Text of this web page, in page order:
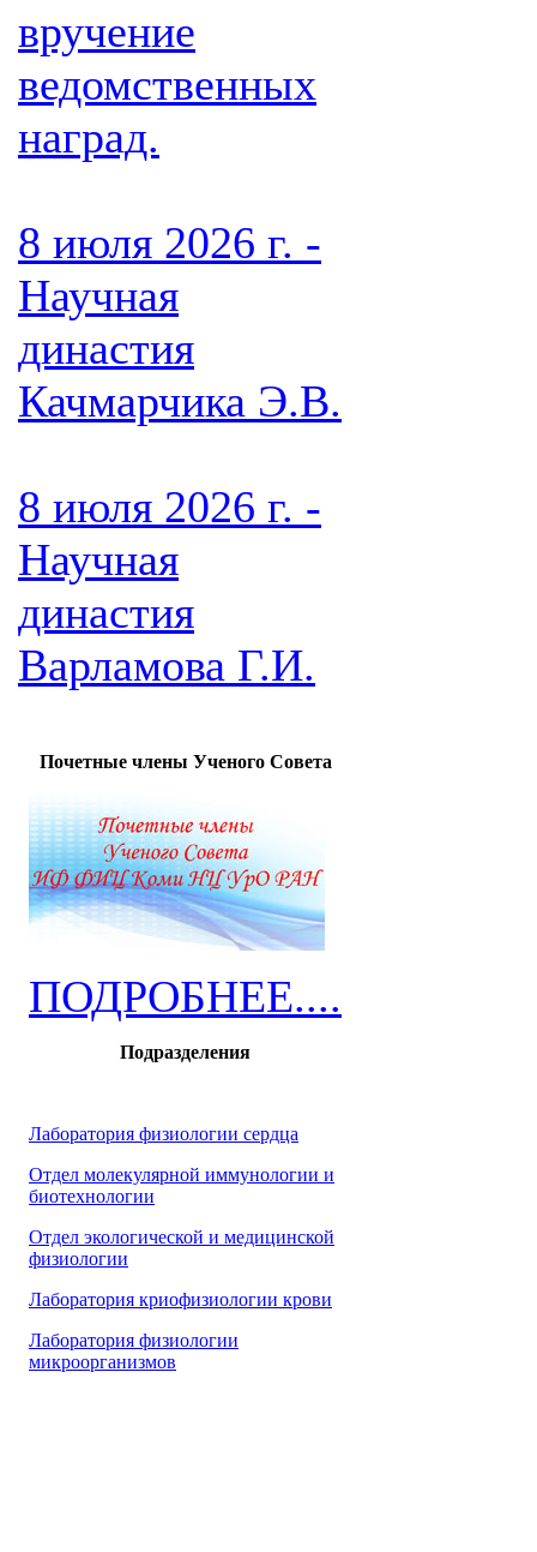
вручение
ведомственных
наград.
8 июля 2026 г. -
Научная
династия
Качмарчика Э.В.
8 июля 2026 г. -
Научная
династия
Варламова Г.И.
Почетные члены Ученого Совета
ПОДРОБНЕЕ....
Подразделения
Лаборатория физиологии сердца
Отдел молекулярной иммунологии и
биотехнологии
Отдел экологической и медицинской
физиологии
Лаборатория криофизиологии крови
Лаборатория физиологии
микроорганизмов